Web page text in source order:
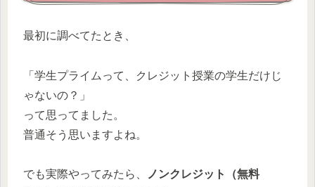
最初に調べてたとき、
「学生プライムって、クレジット授業の学生だけじ
ゃないの？」
って思ってました。
普通そう思いますよね。
でも実際やってみたら、
ノンクレジット（無料